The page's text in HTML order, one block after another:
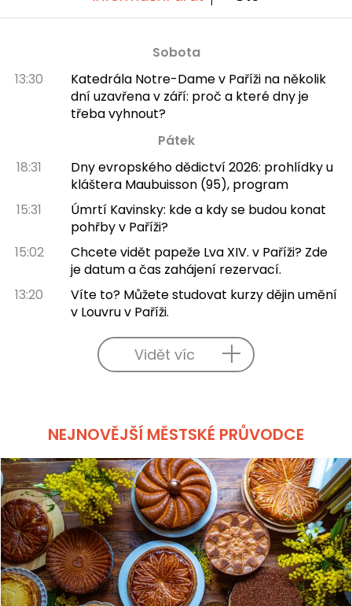
Sobota
13:30
Katedrála Notre-Dame v Paříži na několik
dní uzavřena v září: proč a které dny je
třeba vyhnout?
Pátek
18:31
Dny evropského dědictví 2026: prohlídky u
kláštera Maubuisson (95), program
15:31
Úmrtí Kavinsky: kde a kdy se budou konat
pohřby v Paříži?
15:02
Chcete vidět papeže Lva XIV. v Paříži? Zde
je datum a čas zahájení rezervací.
13:20
Víte to? Můžete studovat kurzy dějin umění
v Louvru v Paříži.
Vidět víc
NEJNOVĚJŠÍ MĚSTSKÉ PRŮVODCE